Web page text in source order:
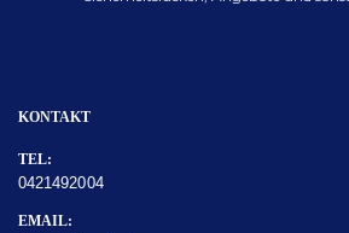
KONTAKT
TEL:
0421492004
EMAIL: